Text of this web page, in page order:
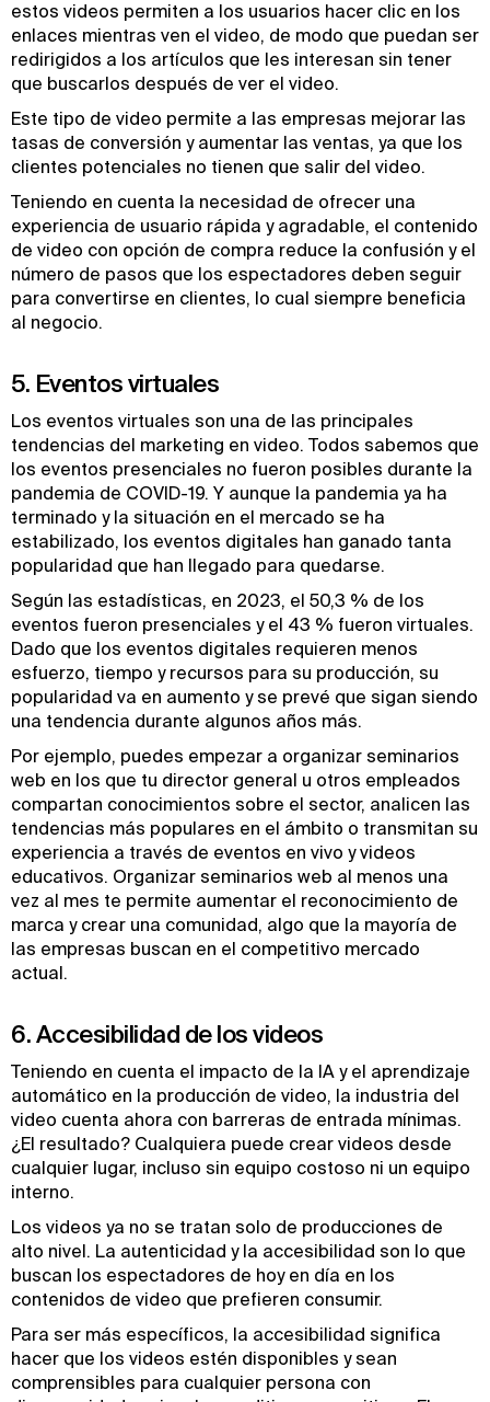
estos videos permiten a los usuarios hacer clic en los
enlaces mientras ven el video, de modo que puedan ser
redirigidos a los artículos que les interesan sin tener
que buscarlos después de ver el video.
Este tipo de video permite a las empresas mejorar las
tasas de conversión y aumentar las ventas, ya que los
clientes potenciales no tienen que salir del video.
Teniendo en cuenta la necesidad de ofrecer una
experiencia de usuario rápida y agradable, el contenido
de video con opción de compra reduce la confusión y el
número de pasos que los espectadores deben seguir
para convertirse en clientes, lo cual siempre beneficia
al negocio.
5. Eventos virtuales
Los eventos virtuales son una de las principales
tendencias del marketing en video. Todos sabemos que
los eventos presenciales no fueron posibles durante la
pandemia de COVID-19. Y aunque la pandemia ya ha
terminado y la situación en el mercado se ha
estabilizado, los eventos digitales han ganado tanta
popularidad que han llegado para quedarse.
Según las estadísticas, en 2023, el 50,3 % de los
eventos fueron presenciales y el 43 % fueron virtuales.
Dado que los eventos digitales requieren menos
esfuerzo, tiempo y recursos para su producción, su
popularidad va en aumento y se prevé que sigan siendo
una tendencia durante algunos años más.
Por ejemplo, puedes empezar a organizar seminarios
web en los que tu director general u otros empleados
compartan conocimientos sobre el sector, analicen las
tendencias más populares en el ámbito o transmitan su
experiencia a través de eventos en vivo y videos
educativos. Organizar seminarios web al menos una
vez al mes te permite aumentar el reconocimiento de
marca y crear una comunidad, algo que la mayoría de
las empresas buscan en el competitivo mercado
actual.
6. Accesibilidad de los videos
Teniendo en cuenta el impacto de la IA y el aprendizaje
automático en la producción de video, la industria del
video cuenta ahora con barreras de entrada mínimas.
¿El resultado? Cualquiera puede crear videos desde
cualquier lugar, incluso sin equipo costoso ni un equipo
interno.
Los videos ya no se tratan solo de producciones de
alto nivel. La autenticidad y la accesibilidad son lo que
buscan los espectadores de hoy en día en los
contenidos de video que prefieren consumir.
Para ser más específicos, la accesibilidad significa
hacer que los videos estén disponibles y sean
comprensibles para cualquier persona con